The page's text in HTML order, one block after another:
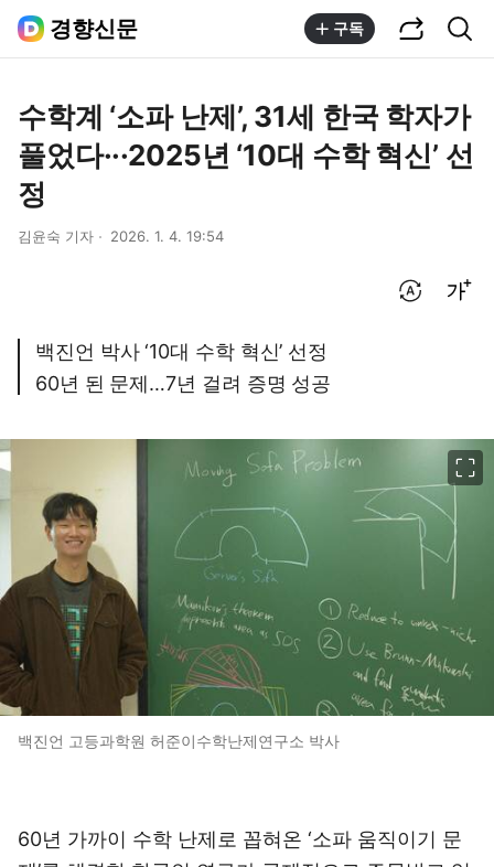
경향신문 구독
수학계 ‘소파 난제’, 31세 한국 학자가
풀었다···2025년 ‘10대 수학 혁신’ 선
정
김윤숙 기자 2026. 1. 4. 19:54
백진언 박사 ‘10대 수학 혁신’ 선정
60년 된 문제…7년 걸려 증명 성공
백진언 고등과학원 허준이수학난제연구소 박사
60년 가까이 수학 난제로 꼽혀온 ‘소파 움직이기 문